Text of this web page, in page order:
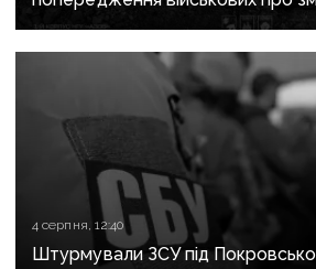
боїв на напрямку
4 серпня, 12:40
Штурмували ЗСУ під